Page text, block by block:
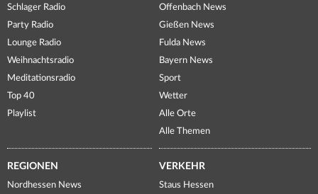
Schlager Radio
Party Radio
Lounge Radio
Weihnachtsradio
Meditationsradio
Top 40
Playlist
Offenbach News
Gießen News
Fulda News
Bayern News
Sport
Wetter
Alle Orte
Alle Themen
REGIONEN
Nordhessen News
VERKEHR
Staus Hessen